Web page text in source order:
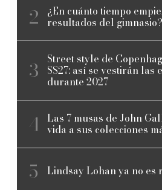
¿En cuánto tiempo
resultados del gimnasio?
Street style de
SS27: así se vestirán las
durante 2027
Las 7 musas de John
vida a sus colecciones
Lindsay Lohan ya no es